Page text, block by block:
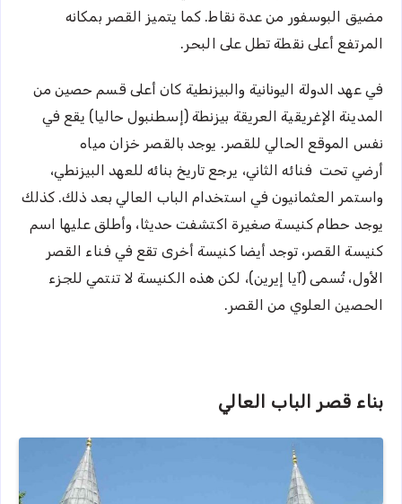
مضيق البوسفور من عدة نقاط. كما يتميز القصر بمكانه
المرتفع أعلى نقطة تطل على البحر.
في عهد الدولة اليونانية والبيزنطية كان أعلى قسم حصين من
المدينة الإغريقية العريقة بيزنطة (إسطنبول حاليا) يقع في
نفس الموقع الحالي للقصر. يوجد بالقصر خزان مياه
أرضي تحت فنائه الثاني، يرجع تاريخ بنائه للعهد البيزنطي،
واستمر العثمانيون في استخدام الباب العالي بعد ذلك. كذلك
يوجد حطام كنيسة صغيرة اكتشفت حديثا، وأطلق عليها اسم
كنيسة القصر، توجد أيضا كنيسة أخرى تقع في فناء القصر
الأول، تُسمى (آيا إيرين)، لكن هذه الكنيسة لا تنتمي للجزء
الحصين العلوي من القصر.
بناء قصر الباب العالي